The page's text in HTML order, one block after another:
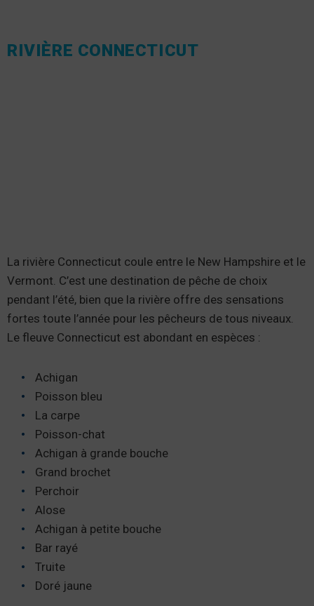
RIVIÈRE CONNECTICUT
La rivière Connecticut coule entre le New Hampshire et le
Vermont. C’est une destination de pêche de choix
pendant l’été, bien que la rivière offre des sensations
fortes toute l’année pour les pêcheurs de tous niveaux.
Le fleuve Connecticut est abondant en espèces :
Achigan
Poisson bleu
La carpe
Poisson-chat
Achigan à grande bouche
Grand brochet
Perchoir
Alose
Achigan à petite bouche
Bar rayé
Truite
Doré jaune